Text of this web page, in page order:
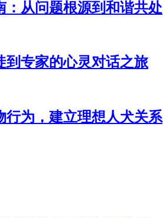
从问题根源到和谐共处
到专家的心灵对话之旅
行为，建立理想人犬关系